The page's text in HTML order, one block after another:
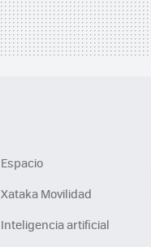
Espacio
Xataka Movilidad
Inteligencia artificial